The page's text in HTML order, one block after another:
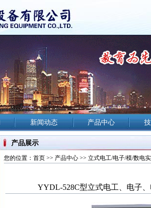
新闻动态 产品中心
产品展示
您的位置： 首页 >> 产品中心 >> 立式电工/电子/模/数电
YYDL-528C型立式电工、电子